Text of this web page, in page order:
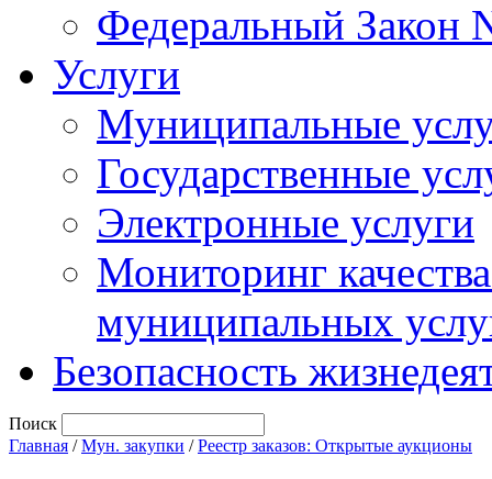
Федеральный Закон
Услуги
Муниципальные
Государственные
Электронные услуги
Мониторинг
муниципальных
Безопасность
Поиск
Главная /Мун. закупки /Реестр заказов: Открытые аукционы